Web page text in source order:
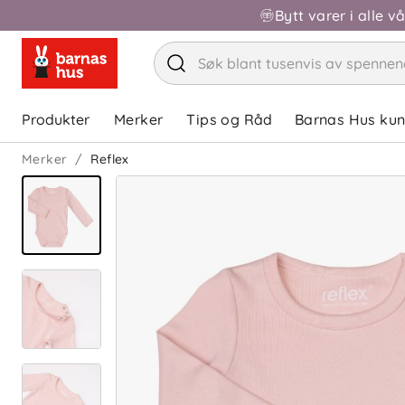
Bytt varer i alle
Produkter Merker Tips og Råd Barnas Hus
Merker Reflex